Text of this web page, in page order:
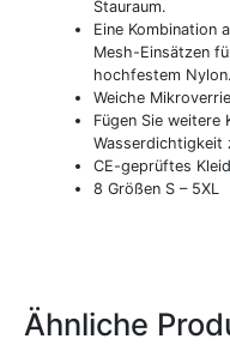
Stauraum.
Eine Kombination
Mesh-Einsätzen
hochfestem Nylon.
Weiche
Fügen Sie weitere
Wasserdichtigkeit
CE-geprüftes
8 Größen S – 5XL
Ähnliche